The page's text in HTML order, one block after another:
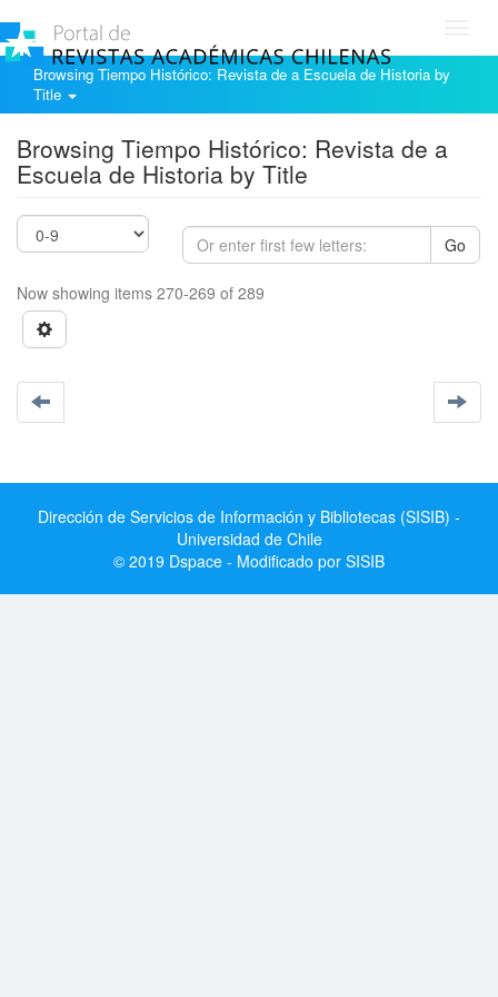
Browsing Tiempo Histórico: Revista de a Escuela de Historia by
Title
Browsing Tiempo Histórico: Revista de a
Escuela de Historia by Title
Go
Now showing items 270-269 of 289
Dirección de Servicios de Información y Bibliotecas (SISIB) -
Universidad de Chile
© 2019 Dspace - Modificado por SISIB